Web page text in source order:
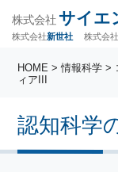
株式会社 サイエ
株式会社新世社 株式会
認知科学
HOME >情報科学 >
ィアIII